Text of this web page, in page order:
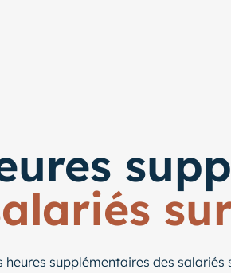
supplémentaires des